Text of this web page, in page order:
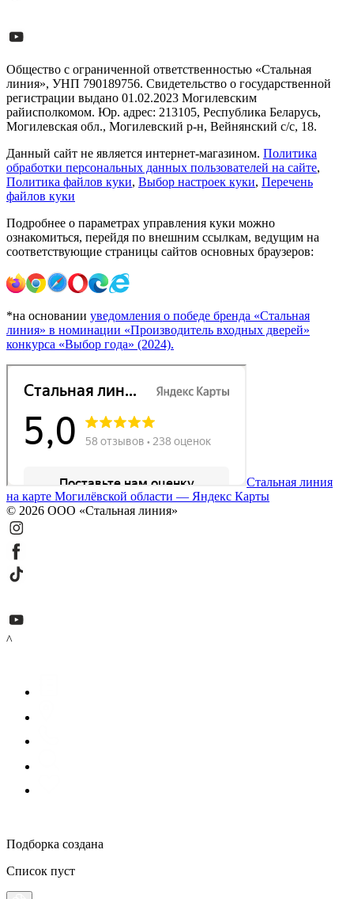
Общество с ограниченной ответственностью «Стальная
линия», УНП 790189756. Свидетельство о государственной
регистрации выдано 01.02.2023 Могилевским
райисполкомом. Юр. адрес: 213105, Республика Беларусь,
Могилевская обл., Могилевский р-н, Вейнянский с/с, 18.
Данный сайт не является интернет-магазином. Политика
обработки персональных данных пользователей на сайте,
Политика файлов куки, Выбор настроек куки, Перечень
файлов куки
Подробнее о параметрах управления куки можно
ознакомиться, перейдя по внешним ссылкам, ведущим на
соответствующие страницы сайтов основных браузеров:
*на основании уведомления о победе бренда «Стальная
линия» в номинации «Производитель входных дверей»
конкурса «Выбор года» (2024).
Стальная линия
на карте Могилёвской области — Яндекс Карты
© 2026 ООО «Стальная линия»
^
Подборка создана
Список пуст